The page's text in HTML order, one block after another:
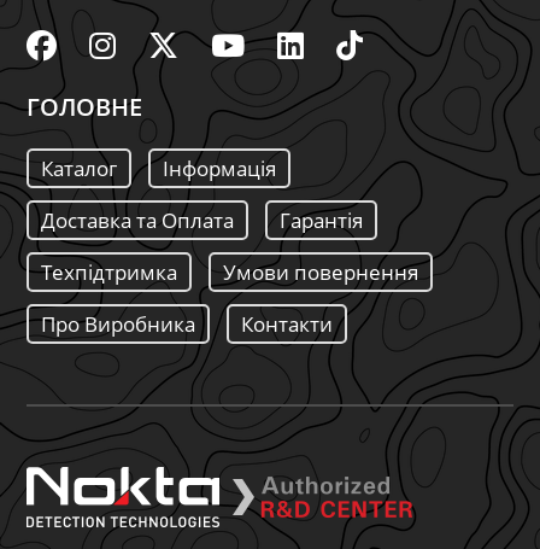
ГОЛОВНЕ
Каталог
Інформація
Доставка та Оплата
Гарантія
Техпідтримка
Умови повернення
Про Виробника
Контакти